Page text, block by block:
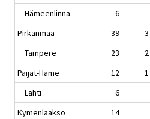
Hämeenlinna
6
Pirkanmaa
39
Tampere
23
Päijät-Häme
12
Lahti
6
Kymenlaakso
14